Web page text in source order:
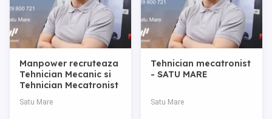
Manpower recruteaza
Tehnician Mecanic si
Tehnician Mecatronist
Satu Mare
Tehnician mecatronist
- SATU MARE
Satu Mare